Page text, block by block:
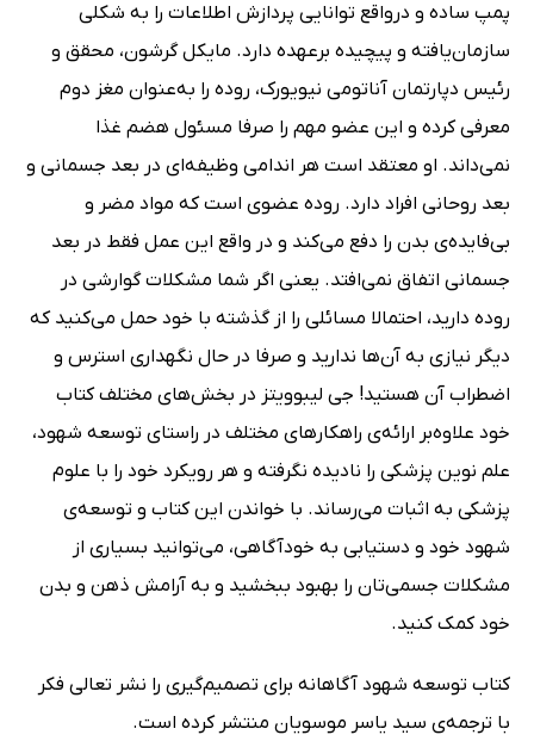
پمپ ساده و درواقع توانایی پردازش اطلاعات را به شکلی
سازمان‌یافته و پیچیده برعهده دارد. مایکل گرشون، محقق و
رئیس دپارتمان آناتومی نیویورک، روده را به‌عنوان مغز دوم
معرفی کرده و این عضو مهم را صرفا مسئول هضم غذا
نمی‌داند. او معتقد است هر اندامی وظیفه‌ای در بعد جسمانی و
بعد روحانی افراد دارد. روده عضوی است که مواد مضر و
بی‌فایده‌ی بدن را دفع می‌کند و در واقع این عمل فقط در بعد
جسمانی اتفاق نمی‌افتد. یعنی اگر شما مشکلات گوارشی در
روده دارید، احتمالا مسائلی را از گذشته با خود حمل می‌کنید که
دیگر نیازی به آن‌ها ندارید و صرفا در حال نگهداری استرس و
اضطراب آن هستید! جی لیبوویتز در بخش‌های مختلف کتاب
خود علاوه‌بر ارائه‌ی راهکارهای مختلف در راستای توسعه شهود،
علم نوین پزشکی را نادیده نگرفته و هر رویکرد خود را با علوم
پزشکی به اثبات می‌رساند. با خواندن این کتاب و توسعه‌ی
شهود خود و دستیابی به خودآگاهی، می‌توانید بسیاری از
مشکلات جسمی‌تان را بهبود ببخشید و به آرامش ذهن و بدن
خود کمک کنید.
کتاب توسعه شهود آگاهانه برای تصمیم‌گیری را نشر تعالی فکر
با ترجمه‌ی سید یاسر موسویان منتشر کرده است.